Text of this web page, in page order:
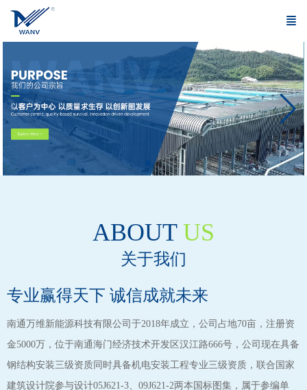
ABOUT US
关于我们
专业赢得天下 诚信成就未来
南通万维新能源科技有限公司于2018年成立，公司占地70亩，注册资
金5000万，位于南通海门经济技术开发区汉江路666号，公司现在具备
钢结构安装三级资质同时具备机电安装工程专业三级资质，联合国家
建筑设计院参与设计05J621-3、09J621-2两本国标图集，属于参编单